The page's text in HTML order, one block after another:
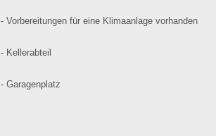
- Vorbereitungen für eine Klimaanlage vorhanden
- Kellerabteil
- Garagenplatz